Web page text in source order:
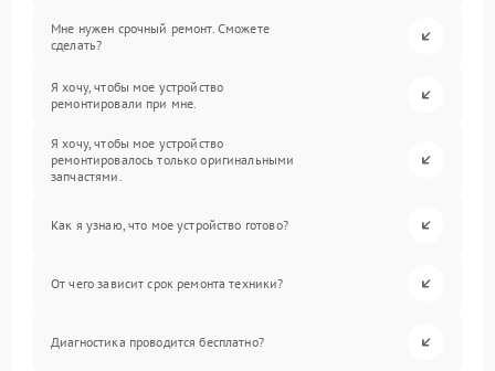
Мне нужен срочный ремонт. Сможете
сделать?
Я хочу, чтобы мое устройство
ремонтировали при мне.
Я хочу, чтобы мое устройство
ремонтировалось только оригинальными
запчастями.
Как я узнаю, что мое устройство готово?
От чего зависит срок ремонта техники?
Диагностика проводится бесплатно?